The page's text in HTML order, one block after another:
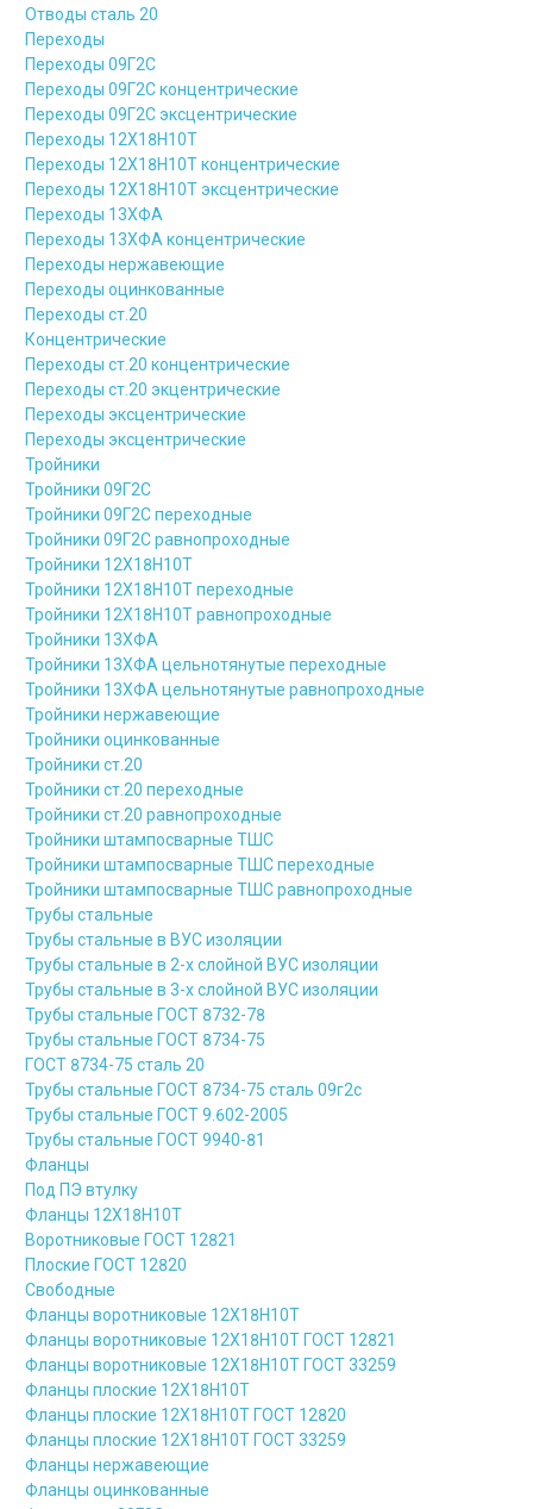
Отводы сталь 20
Переходы
Переходы 09Г2С
Переходы 09Г2С концентрические
Переходы 09Г2С эксцентрические
Переходы 12Х18Н10Т
Переходы 12Х18Н10Т концентрические
Переходы 12Х18Н10Т эксцентрические
Переходы 13ХФА
Переходы 13ХФА концентрические
Переходы нержавеющие
Переходы оцинкованные
Переходы ст.20
Концентрические
Переходы ст.20 концентрические
Переходы ст.20 экцентрические
Переходы эксцентрические
Переходы эксцентрические
Тройники
Тройники 09Г2С
Тройники 09Г2С переходные
Тройники 09Г2С равнопроходные
Тройники 12Х18Н10Т
Тройники 12Х18Н10Т переходные
Тройники 12Х18Н10Т равнопроходные
Тройники 13ХФА
Тройники 13ХФА цельнотянутые переходные
Тройники 13ХФА цельнотянутые равнопроходные
Тройники нержавеющие
Тройники оцинкованные
Тройники ст.20
Тройники ст.20 переходные
Тройники ст.20 равнопроходные
Тройники штампосварные ТШС
Тройники штампосварные ТШС переходные
Тройники штампосварные ТШС равнопроходные
Трубы стальные
Трубы стальные в ВУС изоляции
Трубы стальные в 2-х слойной ВУС изоляции
Трубы стальные в 3-х слойной ВУС изоляции
Трубы стальные ГОСТ 8732-78
Трубы стальные ГОСТ 8734-75
ГОСТ 8734-75 сталь 20
Трубы стальные ГОСТ 8734-75 сталь 09г2с
Трубы стальные ГОСТ 9.602-2005
Трубы стальные ГОСТ 9940-81
Фланцы
Под ПЭ втулку
Фланцы 12Х18Н10Т
Воротниковые ГОСТ 12821
Плоские ГОСТ 12820
Свободные
Фланцы воротниковые 12Х18Н10Т
Фланцы воротниковые 12Х18Н10Т ГОСТ 12821
Фланцы воротниковые 12Х18Н10Т ГОСТ 33259
Фланцы плоские 12Х18Н10Т
Фланцы плоские 12Х18Н10Т ГОСТ 12820
Фланцы плоские 12Х18Н10Т ГОСТ 33259
Фланцы нержавеющие
Фланцы оцинкованные